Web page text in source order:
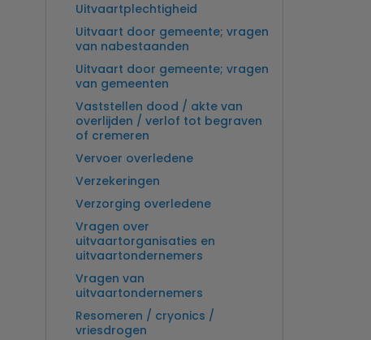
Uitvaartplechtigheid
Uitvaart door gemeente; vragen
van nabestaanden
Uitvaart door gemeente; vragen
van gemeenten
Vaststellen dood / akte van
overlijden / verlof tot begraven
of cremeren
Vervoer overledene
Verzekeringen
Verzorging overledene
Vragen over
uitvaartorganisaties en
uitvaartondernemers
Vragen van
uitvaartondernemers
Resomeren / cryonics /
vriesdrogen